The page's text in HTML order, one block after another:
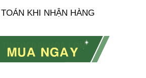
KHI NHẬN HÀNG